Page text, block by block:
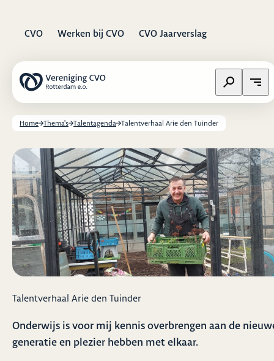
CVO Werken bij CVO CVO Jaarverslag
Zoeken op
Home Thema's Talentagenda Talentverhaal Arie den Tuinder
Talentverhaal Arie den Tuinder
Onderwijs is voor mij kennis overbrengen aan de
generatie en plezier hebben met elkaar.